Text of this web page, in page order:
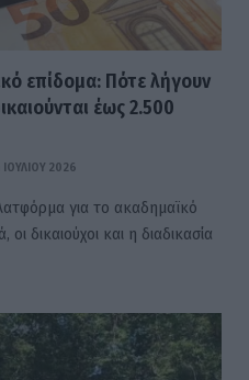
επίδομα: Πότε λήγουν
έως 2.500
ΙΟΥΛΊΟΥ 2026
για το ακαδημαϊκό
δικαιούχοι και η διαδικασία